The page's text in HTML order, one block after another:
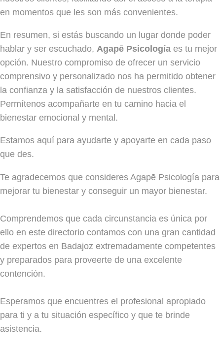
en momentos que les son más convenientes.
En resumen, si estás buscando un lugar donde poder
hablar y ser escuchado, Agapē Psicología es tu mejor
opción. Nuestro compromiso de ofrecer un servicio
comprensivo y personalizado nos ha permitido obtener
la confianza y la satisfacción de nuestros clientes.
Permítenos acompañarte en tu camino hacia el
bienestar emocional y mental.
Estamos aquí para ayudarte y apoyarte en cada paso
que des.
Te agradecemos que consideres Agapē Psicología para
mejorar tu bienestar y conseguir un mayor bienestar.
Comprendemos que cada circunstancia es única por
ello en este directorio contamos con una gran cantidad
de expertos en Badajoz extremadamente competentes
y preparados para proveerte de una excelente
contención.
Esperamos que encuentres el profesional apropiado
para ti y a tu situación específico y que te brinde
asistencia.